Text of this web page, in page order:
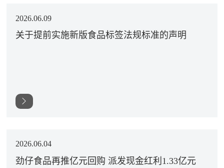
2026.06.09
关于提前实施新版食品标签法规标准的声明
2026.06.04
劲仔食品再推亿元回购 派发现金红利1.33亿元